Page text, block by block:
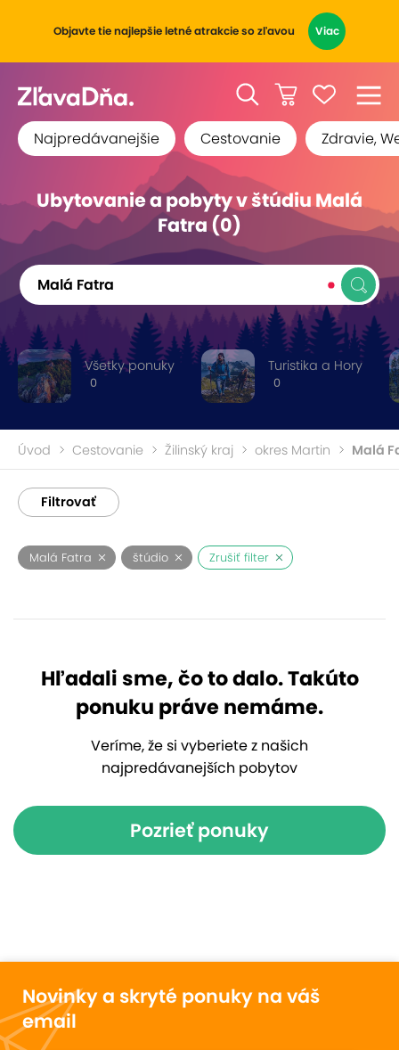
Objavte tie najlepšie letné atrakcie so zľavou Viac
Najpredávanejšie Cestovanie Zdravie,
Ubytovanie a pobyty v štúdiu Malá
Fatra (0)
Malá Fatra
0
Všetky ponuky
0
Turistika a Hory
Úvod Cestovanie Žilinský kraj okres Martin Malá
Filtrovať
Malá Fatra štúdio Zrušiť filter
Hľadali sme, čo to dalo. Takúto
ponuku práve nemáme.
Veríme, že si vyberiete z našich
najpredávanejších pobytov
Pozrieť ponuky
Novinky a skryté ponuky na váš
email